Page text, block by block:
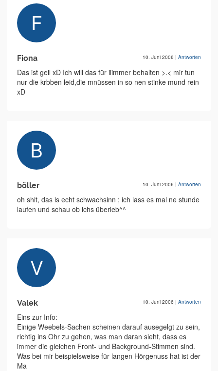
Fiona 10. Juni 2006 | Antworten
Das ist geil xD Ich will das für iiimmer behalten >.< mir tun
nur die krbben leid,die mnüssen in so nen stinke mund rein
xD
böller 10. Juni 2006 | Antworten
oh shit, das is echt schwachsinn ; ich lass es mal ne stunde
laufen und schau ob ichs überleb^^
Valek 10. Juni 2006 | Antworten
Eins zur Info:
Einige Weebels-Sachen scheinen darauf ausegelgt zu sein,
richtig ins Ohr zu gehen, was man daran sieht, dass es
immer die gleichen Front- und Background-Stimmen sind.
Was bei mir beispielsweise für langen Hörgenuss hat ist der
Ma